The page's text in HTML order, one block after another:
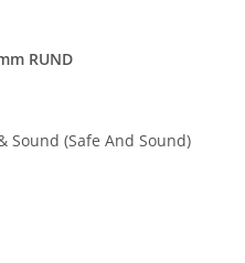
RUND
Sound (Safe And Sound)